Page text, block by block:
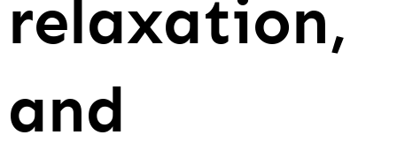
relaxation,
and